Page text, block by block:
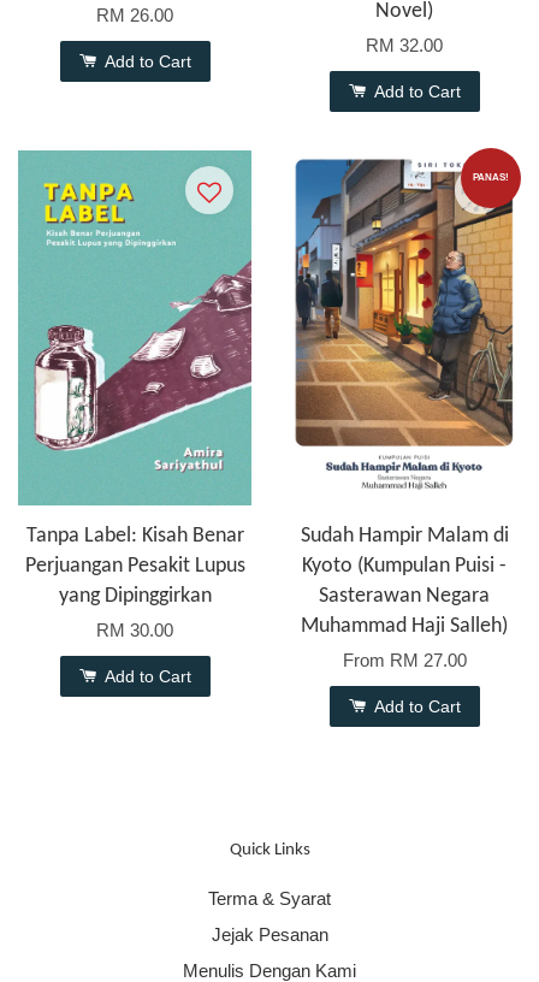
RM 26.00
Add to Cart
Novel)
RM 32.00
Add to Cart
Tanpa Label: Kisah Benar
Perjuangan Pesakit Lupus
yang Dipinggirkan
RM 30.00
Add to Cart
PANAS!
Sudah Hampir Malam di
Kyoto (Kumpulan Puisi -
Sasterawan Negara
Muhammad Haji Salleh)
From RM 27.00
Add to Cart
Quick Links
Terma & Syarat
Jejak Pesanan
Menulis Dengan Kami